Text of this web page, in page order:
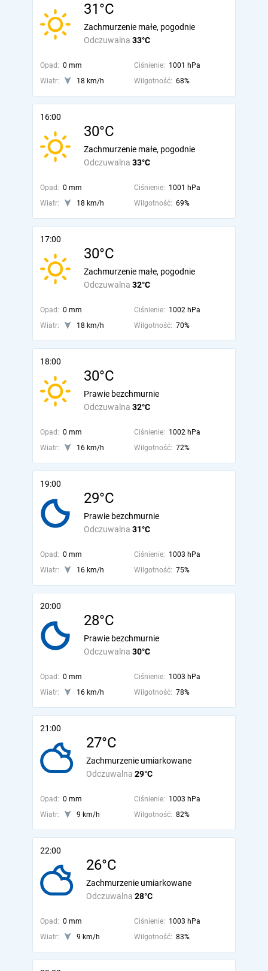
31°C
Odczuwalna 33°C
Zachmurzenie małe, pogodnie
Opad: 0 mm Ciśnienie: 1001 hPa
Wiatr:
18 km/h Wilgotność: 68%
16:00
30°C
Odczuwalna 33°C
Zachmurzenie małe, pogodnie
Opad: 0 mm Ciśnienie: 1001 hPa
Wiatr:
18 km/h Wilgotność: 69%
17:00
30°C
Odczuwalna 32°C
Zachmurzenie małe, pogodnie
Opad: 0 mm Ciśnienie: 1002 hPa
Wiatr:
18 km/h Wilgotność: 70%
18:00
30°C
Odczuwalna 32°C
Prawie bezchmurnie
Opad: 0 mm Ciśnienie: 1002 hPa
Wiatr:
16 km/h Wilgotność: 72%
19:00
29°C
Odczuwalna 31°C
Prawie bezchmurnie
Opad: 0 mm Ciśnienie: 1003 hPa
Wiatr:
16 km/h Wilgotność: 75%
20:00
28°C
Odczuwalna 30°C
Prawie bezchmurnie
Opad: 0 mm Ciśnienie: 1003 hPa
Wiatr:
16 km/h Wilgotność: 78%
21:00
27°C
Odczuwalna 29°C
Zachmurzenie umiarkowane
Opad: 0 mm Ciśnienie: 1003 hPa
Wiatr:
9 km/h Wilgotność: 82%
22:00
26°C
Odczuwalna 28°C
Zachmurzenie umiarkowane
Opad: 0 mm Ciśnienie: 1003 hPa
Wiatr:
9 km/h Wilgotność: 83%